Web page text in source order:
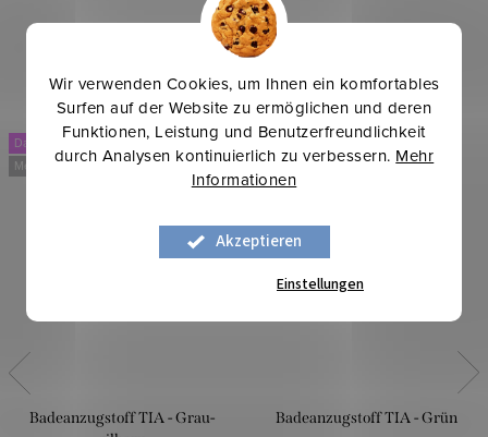
Wir verwenden Cookies, um Ihnen ein komfortables
Surfen auf der Website zu ermöglichen und deren
Funktionen, Leistung und Benutzerfreundlichkeit
durch Analysen kontinuierlich zu verbessern. Mehr
Informationen
Akzeptieren
Einstellungen
Dancing
Mehr für weniger
Badeanzugstoff TIA - Grau-
Dancing
Mehr für weniger
Badeanzugstoff TIA - Grün